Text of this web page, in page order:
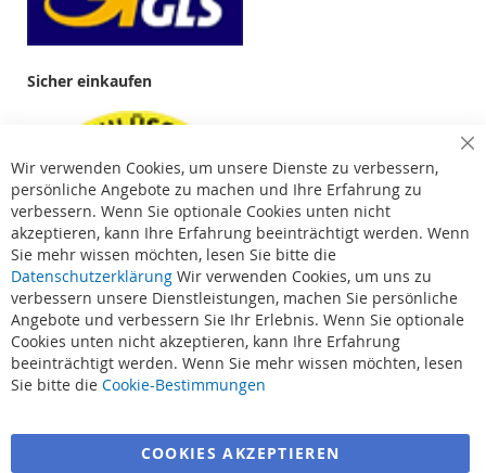
Sicher einkaufen
Suchbegriffe
Bestellungen und Rücksendungen
Wir verwenden Cookies, um unsere Dienste zu verbessern,
persönliche Angebote zu machen und Ihre Erfahrung zu
verbessern. Wenn Sie optionale Cookies unten nicht
akzeptieren, kann Ihre Erfahrung beeinträchtigt werden. Wenn
Sie mehr wissen möchten, lesen Sie bitte die
Datenschutzerklärung Wir verwenden Cookies, um uns zu
verbessern unsere Dienstleistungen, machen Sie persönliche
Angebote und verbessern Sie Ihr Erlebnis. Wenn Sie optionale
Cookies unten nicht akzeptieren, kann Ihre Erfahrung
beeinträchtigt werden. Wenn Sie mehr wissen möchten, lesen
Sie bitte die Cookie-Bestimmungen
COOKIES AKZEPTIEREN